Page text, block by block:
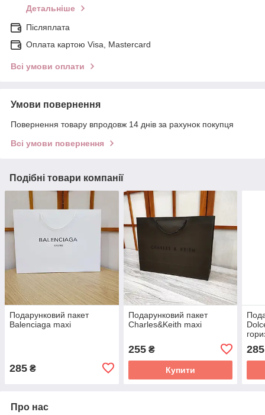
Детальніше
Післяплата
Оплата картою Visa, Mastercard
Всі умови оплати
Умови повернення
Повернення товару впродовж 14 днів за рахунок покупця
Всі умови повернення
Подібні товари компанії
Подарунковий пакет
Balenciaga mахi
285 ₴
Подарунковий пакет
Charles&Keith mахi
255₴
Купити
285
Про нас